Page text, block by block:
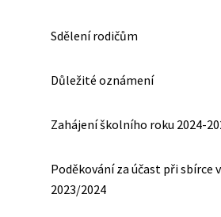
Sdělení rodičům
Důležité oznámení
Zahájení školního roku 2024-
Poděkování za účast při sbírce
2023/2024